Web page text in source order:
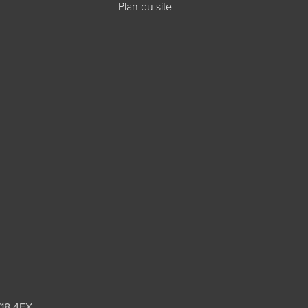
Plan du site